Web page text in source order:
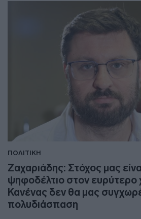
ΠΟΛΙΤΙΚΗ
Ζαχαριάδης: Στόχος μας
ψηφοδέλτιο στον ευρύτερο
Κανένας δεν θα μας
πολυδιάσπαση